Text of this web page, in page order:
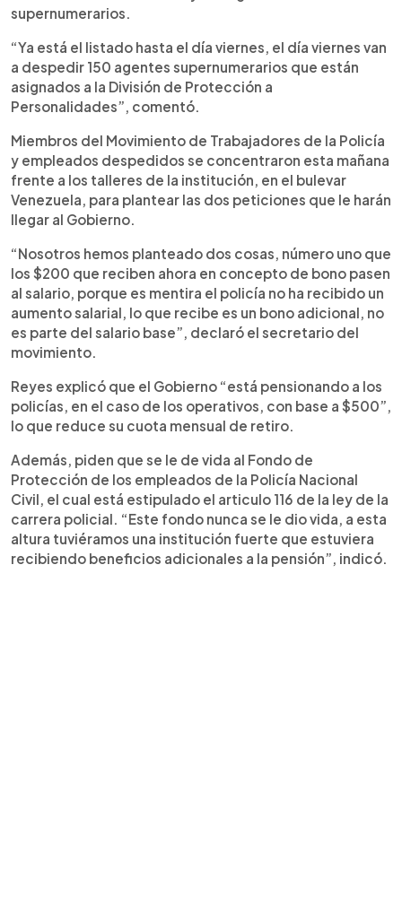
supernumerarios.
“Ya está el listado hasta el día viernes, el día viernes van
a despedir 150 agentes supernumerarios que están
asignados a la División de Protección a
Personalidades”, comentó.
Miembros del Movimiento de Trabajadores de la Policía
y empleados despedidos se concentraron esta mañana
frente a los talleres de la institución, en el bulevar
Venezuela, para plantear las dos peticiones que le harán
llegar al Gobierno.
“Nosotros hemos planteado dos cosas, número uno que
los $200 que reciben ahora en concepto de bono pasen
al salario, porque es mentira el policía no ha recibido un
aumento salarial, lo que recibe es un bono adicional, no
es parte del salario base”, declaró el secretario del
movimiento.
Reyes explicó que el Gobierno “está pensionando a los
policías, en el caso de los operativos, con base a $500”,
lo que reduce su cuota mensual de retiro.
Además, piden que se le de vida al Fondo de
Protección de los empleados de la Policía Nacional
Civil, el cual está estipulado el articulo 116 de la ley de la
carrera policial. “Este fondo nunca se le dio vida, a esta
altura tuviéramos una institución fuerte que estuviera
recibiendo beneficios adicionales a la pensión”, indicó.